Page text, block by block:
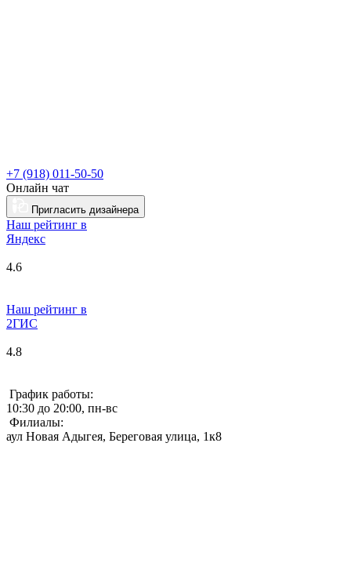
+7 (918) 011-50-50
Онлайн чат
Пригласить дизайнера
Наш рейтинг в
Яндекс
4.6
Наш рейтинг в
2ГИС
4.8
График работы:
10:30 до 20:00, пн-вс
Филиалы:
аул Новая Адыгея, Береговая улица, 1к8